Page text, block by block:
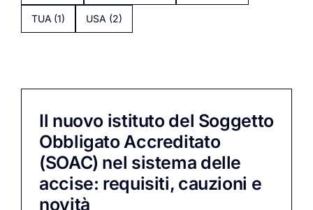
TUA (1) USA (2)
Il nuovo istituto del Soggetto
Obbligato Accreditato
(SOAC) nel sistema delle
accise: requisiti, cauzioni e
novità